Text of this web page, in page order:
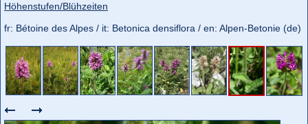
Höhenstufen/Blühzeiten
fr: Bétoine des Alpes / it: Betonica densiflora / en: Alpen-Betonie (de)